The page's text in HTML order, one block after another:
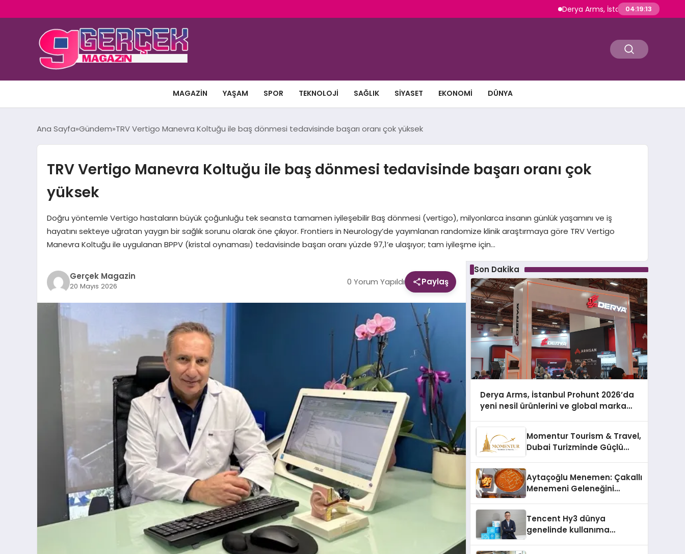
Derya Arms, İstanbul Prohunt 2026’da
04:19:14
MAGAZIN YAŞAM SPOR TEKNOLOJI SAĞLIK SIYASET EKONOMI DÜNYA
Ana Sayfa Gündem TRV Vertigo Manevra Koltuğu ile baş dönmesi tedavisinde başarı oranı çok yüksek
TRV Vertigo Manevra Koltuğu ile baş dönmesi tedavisinde başarı oranı çok
yüksek
Doğru yöntemle Vertigo hastaların büyük çoğunluğu tek seansta tamamen iyileşebilir Baş dönmesi (vertigo), milyonlarca insanın günlük yaşamını ve iş
hayatını sekteye uğratan yaygın bir sağlık sorunu olarak öne çıkıyor. Frontiers in Neurology’de yayımlanan randomize klinik araştırmaya göre TRV Vertigo
Manevra Koltuğu ile uygulanan BPPV (kristal oynaması) tedavisinde başarı oranı yüzde 97,1’e ulaşıyor; tam iyileşme için…
Gerçek Magazin
20 Mayıs 2026 0 Yorum Yapıldı Paylaş
Son Dakika
Derya Arms, İstanbul Prohunt 2026’da
yeni nesil ürünlerini ve global marka
Momentur Tourism & Travel,
Dubai Turizminde Güçlü
Aytaçoğlu Menemen: Çakallı
Menemeni Geleneğini
Tencent Hy3 dünya
genelinde kullanıma